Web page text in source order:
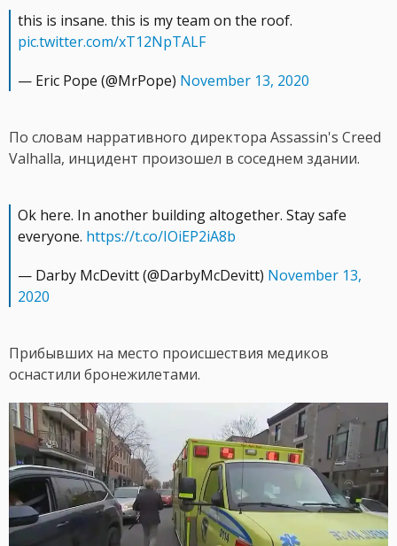
this is insane. this is my team on the roof.
pic.twitter.com/xT12NpTALF
— Eric Pope (@MrPope) November 13, 2020
По словам нарративного директора Assassin's Creed
Valhalla, инцидент произошел в соседнем здании.
Ok here. In another building altogether. Stay safe
everyone. https://t.co/IOiEP2iA8b
— Darby McDevitt (@DarbyMcDevitt) November 13,
2020
Прибывших на место происшествия медиков
оснастили бронежилетами.